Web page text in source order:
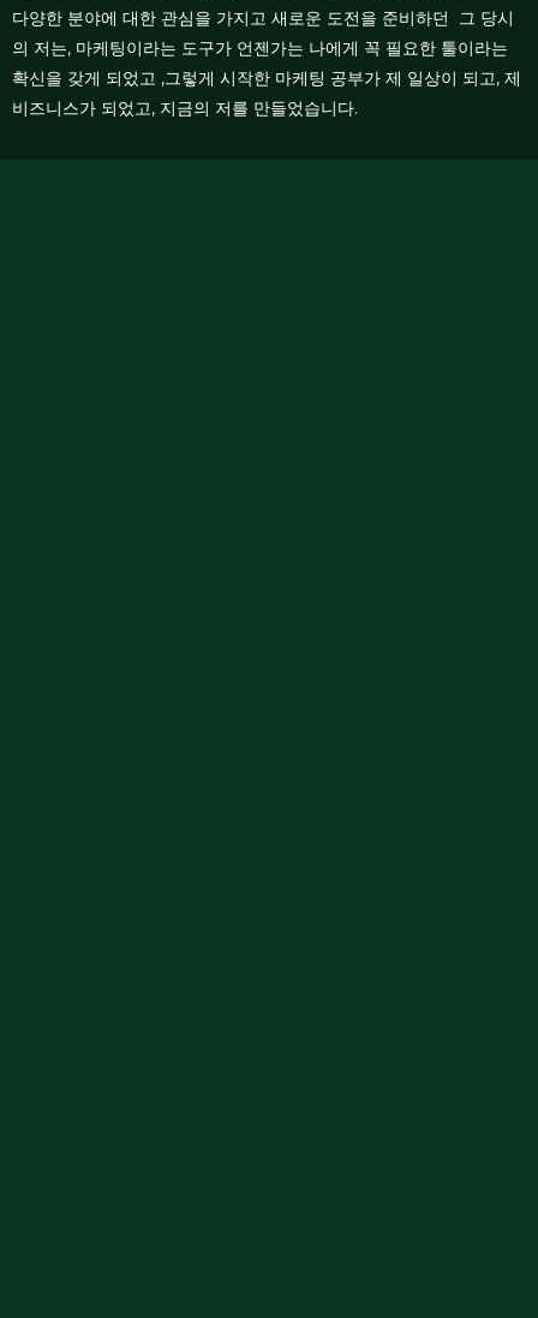
다양한 분야에 대한 관심을 가지고 새로운 도전을 준비하던 그 당시
의 저는, 마케팅이라는 도구가 언젠가는 나에게 꼭 필요한 툴이라는
확신을 갖게 되었고 ,그렇게 시작한 마케팅 공부가 제 일상이 되고, 제
비즈니스가 되었고, 지금의 저를 만들었습니다.